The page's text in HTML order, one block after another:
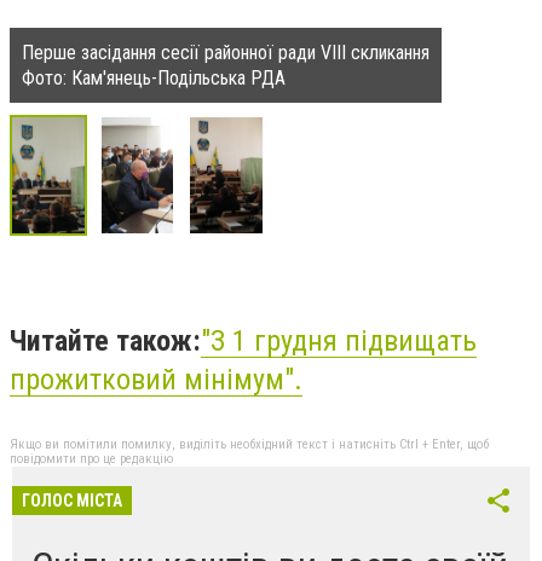
Перше засідання сесії районної ради VIII скликання
Фото: Кам'янець-Подільська РДА
Читайте також:"З 1 грудня підвищать
прожитковий мінімум".
Якщо ви помітили помилку, виділіть необхідний текст і натисніть Ctrl + Enter, щоб
повідомити про це редакцію
ГОЛОС МІСТА